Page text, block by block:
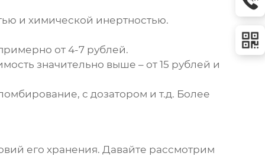
и химической инертностью.
от 4-7 рублей.
значительно выше – от 15 рублей и
с дозатором и т.д. Более
его хранения. Давайте рассмотрим